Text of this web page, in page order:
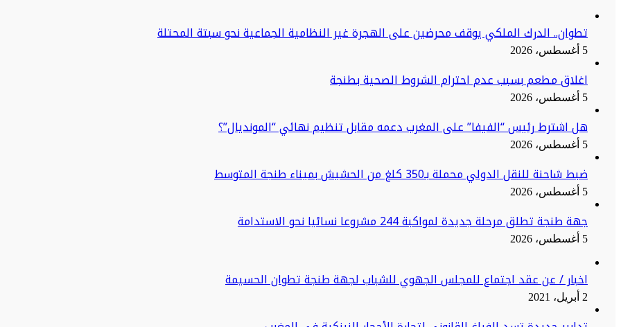
تطوان.. الدرك الملكي يوقف محرضين على الهجرة غير النظامية الجماعية نحو سبتة المحتلة
5 أغسطس، 2026
اغلاق مطعم بسبب عدم احترام الشروط الصحية بطنجة
5 أغسطس، 2026
هل اشترط رئيس “الفيفا” على المغرب دعمه مقابل تنظيم نهائي “المونديال”؟
5 أغسطس، 2026
ضبط شاحنة للنقل الدولي محملة بـ350 كلغ من الحشيش بميناء طنجة المتوسط
5 أغسطس، 2026
جهة طنجة تطلق مرحلة جديدة لمواكبة 244 مشروعا نسائيا نحو الاستدامة
5 أغسطس، 2026
اخبار / عن عقد اجتماع للمجلس الجهوي للشباب لجهة طنجة تطوان الحسيمة
2 أبريل، 2021